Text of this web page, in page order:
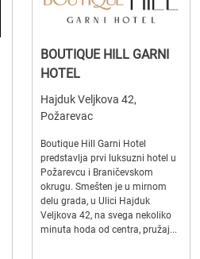
BOUTIQUE HILL GARNI
HOTEL
Hajduk Veljkova 42,
Požarevac
Boutique Hill Garni Hotel
predstavlja prvi luksuzni hotel u
Požarevcu i Braničevskom
okrugu. Smešten je u mirnom
delu grada, u Ulici Hajduk
Veljkova 42, na svega nekoliko
minuta hoda od centra, pružaj...